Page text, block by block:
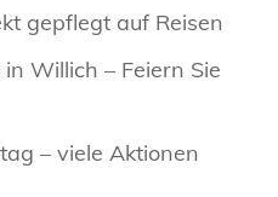
gepflegt auf Reisen
Willich – Feiern Sie
– viele Aktionen